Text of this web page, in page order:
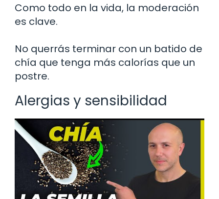
Como todo en la vida, la moderación
es clave.
No querrás terminar con un batido de
chía que tenga más calorías que un
postre.
Alergias y sensibilidad